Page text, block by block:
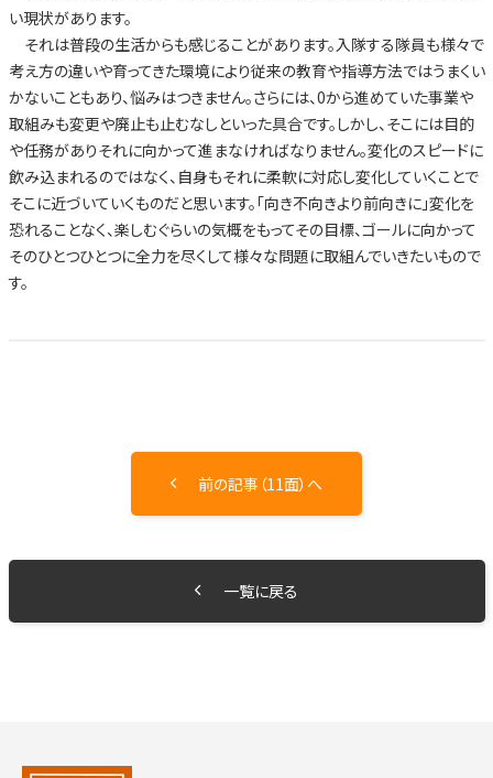
い現状があります。
それは普段の生活からも感じることがあります。入隊する隊員も様々で
考え方の違いや育ってきた環境により従来の教育や指導方法ではうまくい
かないこともあり、悩みはつきません。さらには、0から進めていた事業や
取組みも変更や廃止も止むなしといった具合です。しかし、そこには目的
や任務がありそれに向かって進まなければなりません。変化のスピードに
飲み込まれるのではなく、自身もそれに柔軟に対応し変化していくことで
そこに近づいていくものだと思います。「向き不向きより前向きに」変化を
恐れることなく、楽しむぐらいの気概をもってその目標、ゴールに向かって
そのひとつひとつに全力を尽くして様々な問題に取組んでいきたいもので
す。
前の記事（11面）へ
一覧に戻る